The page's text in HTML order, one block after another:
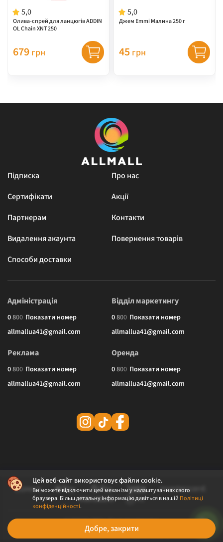
5,0
Олива-спрей для ланцюгів ADDIN
OL Chain XNT 250
679 грн
5,0
Джем Emmi Малина 250 г
45 грн
Цей веб-сайт використовує файли cookie.
Ви можете відключити цей механізм у налаштуваннях свого
браузера. Більш детальну інформацію дивіться в нашій Політиці
конфіденційності.
Добре, закрити
Підписка
Про нас
Сертифікати
Акції
Партнерам
Контакти
Видалення акаунта
Повернення товарів
Способи доставки
Адміністрація
0800 Показати номер
allmallua41@gmail.com
Відділ маркетингу
0800 Показати номер
allmallua41@gmail.com
Реклама
0800 Показати номер
allmallua41@gmail.com
Оренда
0800 Показати номер
allmallua41@gmail.com
© 2026 ALLMALL. Всі права захищені.
Політика конфіденційності